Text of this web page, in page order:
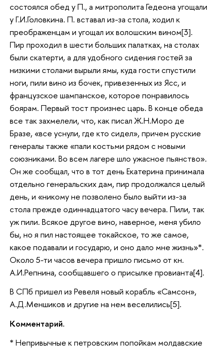
состоялся обед у П., а митрополита Гедеона угощали
у Г.И.Головкина. П. вставал из-за стола, ходил к
преображенцам и угощал их волошским вином[3].
Пир проходил в шести больших палатках, на столах
были скатерти, а для удобного сидения гостей за
низкими столами вырыли ямы, куда гости спустили
ноги, пили вино из бочек, привезенных из Ясс, и
французское шампанское, которое понравилось
боярам. Первый тост произнес царь. В конце обеда
все так захмелели, что, как писал Ж.Н.Моро де
Бразе, «все уснули, где кто сидел», причем русские
генералы также «пали костьми рядом с новыми
союзниками. Во всем лагере шло ужасное пьянство».
Он же сообщал, что в тот день Екатерина принимала
отдельно генеральских дам, пир продолжался целый
день, и «никому не позволено было выйти из-за
стола прежде одиннадцатого часу вечера. Пили, так
уж пили. Всякое другое вино, наверное, меня убило
бы, но я пил настоящее токайское, то же самое,
какое подавали и государю, и оно дало мне жизнь»*.
Около 5-ти часов вечера пришло письмо от кн.
А.И.Репнина, сообщавшего о присылке провианта[4].
В СПб пришел из Ревеля новый корабль «Самсон»,
А.Д.Меншиков и другие на нем веселились[5].
Комментарий.
* Непривычные к петровским попойкам молдавские